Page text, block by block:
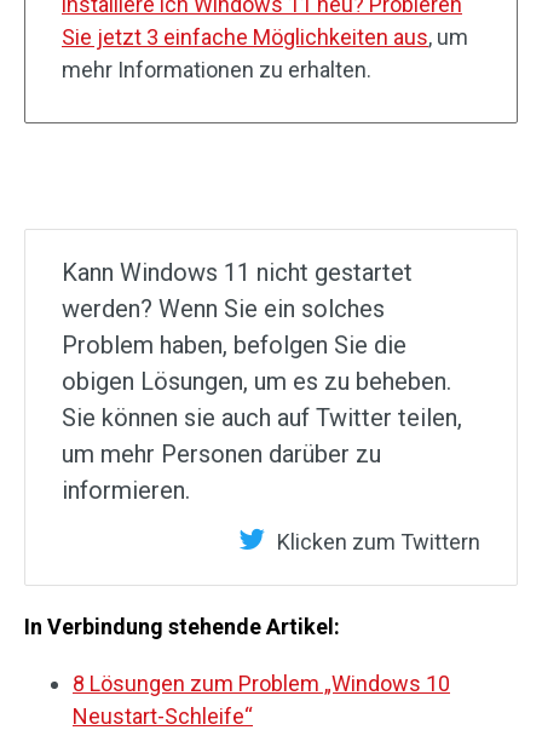
Sie jetzt 3 einfache Möglichkeiten aus, um
mehr Informationen zu erhalten.
Kann Windows 11 nicht gestartet
werden? Wenn Sie ein solches
Problem haben, befolgen Sie die
obigen Lösungen, um es zu beheben.
Sie können sie auch auf Twitter teilen,
um mehr Personen darüber zu
informieren.
Klicken zum Twittern
In Verbindung stehende Artikel:
8 Lösungen zum Problem „Windows 10
Neustart-Schleife“